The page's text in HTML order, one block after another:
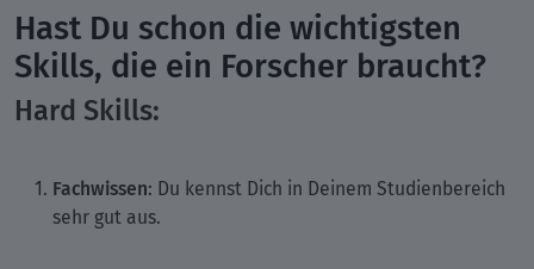
Hast Du schon die wichtigsten
Skills, die ein Forscher braucht?
Hard Skills:
Fachwissen: Du kennst Dich in Deinem Studienbereich
sehr gut aus.